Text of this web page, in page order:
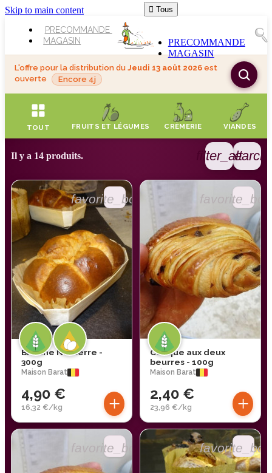
Skip to main content
PRECOMMANDE
MAGASIN
 Tous
PRECOMMANDE
MAGASIN
L'offre pour la distribution du Jeudi 13 août 2026 est
ouverte
Encore 4j
TOUT FRUITS ET LÉGUMES CRÈMERIE VIANDES
Il y a 14 produits. filter_altsearch
favorite_border
Brioche Nanterre -
300g
Maison Barat
4,90 €
16,32 €/kg +
Couque aux deux
beurres - 100g
Maison Barat
2,40 €
23,96 €/kg +
favorite_border